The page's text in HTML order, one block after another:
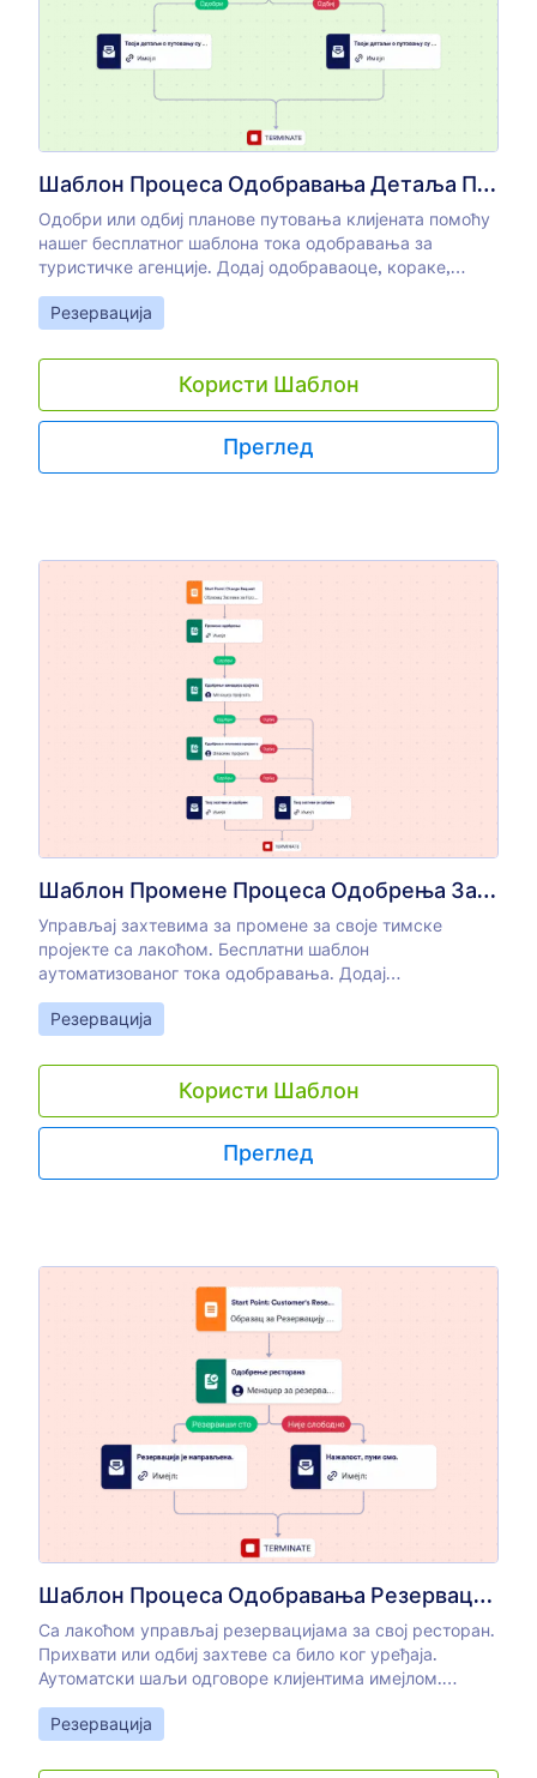
Шаблон Процеса Одобравања Детаља Путовања
Одобри или одбиј планове путовања клијената помоћу
нашег бесплатног шаблона тока одобравања за
туристичке агенције. Додај одобраваоце, кораке,
услове, имејлове и још много тога. Нема кодирања.
Go to Category:
Резервација
Користи Шаблон
Преглед
Шаблон Промене Процеса Одобрења Захтева
Управљај захтевима за промене за своје тимске
пројекте са лакоћом. Бесплатни шаблон
аутоматизованог тока одобравања. Додај
тога. Нема кодирања.
Go to Category:
Резервација
Користи Шаблон
Преглед
Шаблон Процеса Одобравања Резервације
Са лакоћом управљај резервацијама за свој ресторан.
Прихвати или одбиј захтеве са било ког уређаја.
Аутоматски шаљи одговоре клијентима имејлом.
Прилагоди без кодирања.
Go to Category:
Резервација